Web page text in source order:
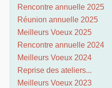
Rencontre annuelle 2025
Réunion annuelle 2025
Meilleurs Voeux 2025
Rencontre annuelle 2024
Meilleurs Voeux 2024
Reprise des ateliers...
Meilleurs Voeux 2023